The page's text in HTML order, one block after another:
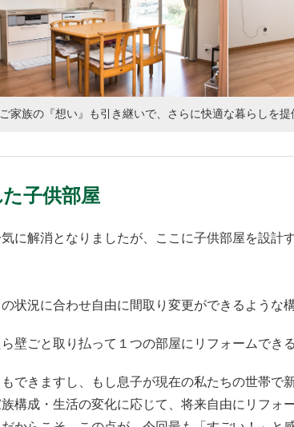
家族の『想い』も引き継いで、さらに快適な暮らしを提
子供部屋
に解消となりましたが、ここに子供部屋を設計
状況に合わせ自由に間取り変更ができるような
壁ごと取り払って１つの部屋にリフォームでき
できますし、もし息子が現在の私たちの世帯で
構成・生活の変化に応じて、将来自由にリフォ